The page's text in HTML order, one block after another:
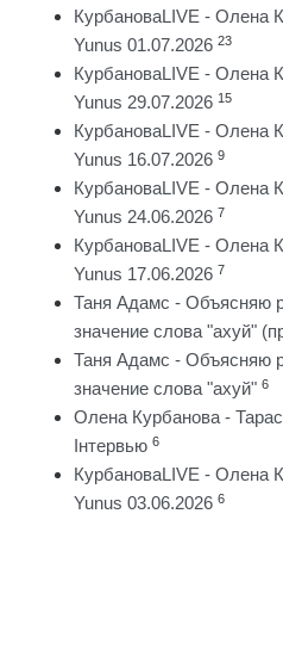
КурбановаLIVE - Олена
Yunus 01.07.2026 23
КурбановаLIVE - Олена
Yunus 29.07.2026 15
КурбановаLIVE - Олена
Yunus 16.07.2026 9
КурбановаLIVE - Олена
Yunus 24.06.2026 7
КурбановаLIVE - Олена
Yunus 17.06.2026 7
Таня Адамс - Объясняю
значение слова "ахуй"
Таня Адамс - Объясняю
значение слова "ахуй" 6
Олена Курбанова -
Інтервью 6
КурбановаLIVE - Олена
Yunus 03.06.2026 6